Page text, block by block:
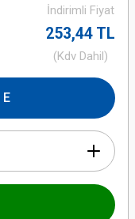
İndirimli Fiyat
253,44 TL
(Kdv Dahil)